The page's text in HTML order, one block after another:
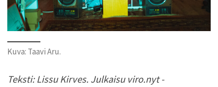
Kuva: Taavi Aru.
Teksti: Lissu Kirves. Julkaisu viro.nyt -